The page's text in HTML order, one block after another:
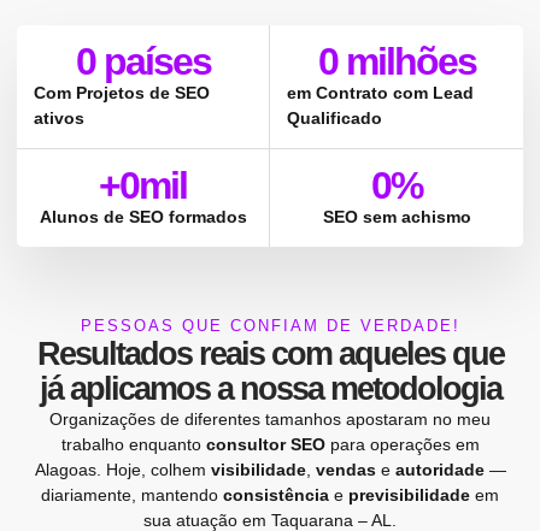
Com Projetos de SEO
ativos
0 países
em Contrato com Lead
Qualificado
0 milhões
Alunos de SEO formados
+0mil
SEO sem achismo
0%
PESSOAS QUE CONFIAM DE VERDADE!
Resultados reaiscom aqueles que
já aplicamos a nossametodologia
Organizações de diferentes tamanhos apostaram no meu
trabalho enquanto consultor SEOpara operações em
Alagoas. Hoje, colhem visibilidade, vendase autoridade—
diariamente, mantendo consistência e previsibilidade em
sua atuação em Taquarana – AL.